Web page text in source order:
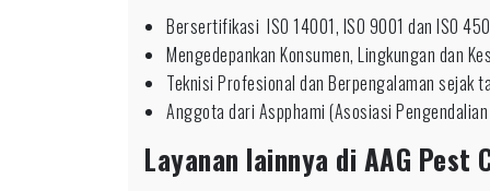
Bersertifikasi ISO 14001, ISO 9001 dan ISO
Mengedepankan Konsumen, Lingkungan dan
Teknisi Profesional dan Berpengalaman sejak
Anggota dari Aspphami (Asosiasi
Layanan lainnya di AAG Pest